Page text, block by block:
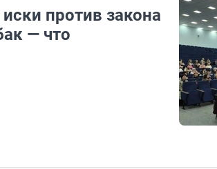
против закона
— что